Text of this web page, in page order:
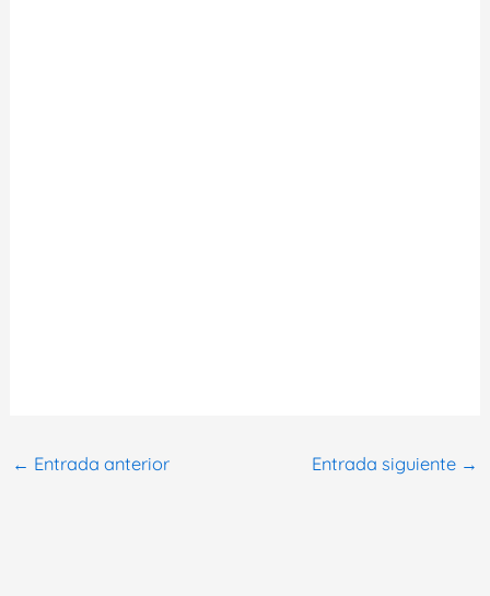
← Entrada anterior Entrada siguiente →